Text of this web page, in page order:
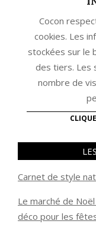
Cocon
cookies. Les
stockées sur le
des tiers. Les
nombre de
Carnet de style
Le marché de
déco pour les